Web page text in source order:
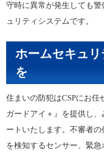
守時に異常が発生しても
ュリティシステムです。
ホームセキュ
を
住まいの防犯はCSPにお
ガードアイ＋』を提供し
ートいたします。不審者
を検知するセンサー、緊